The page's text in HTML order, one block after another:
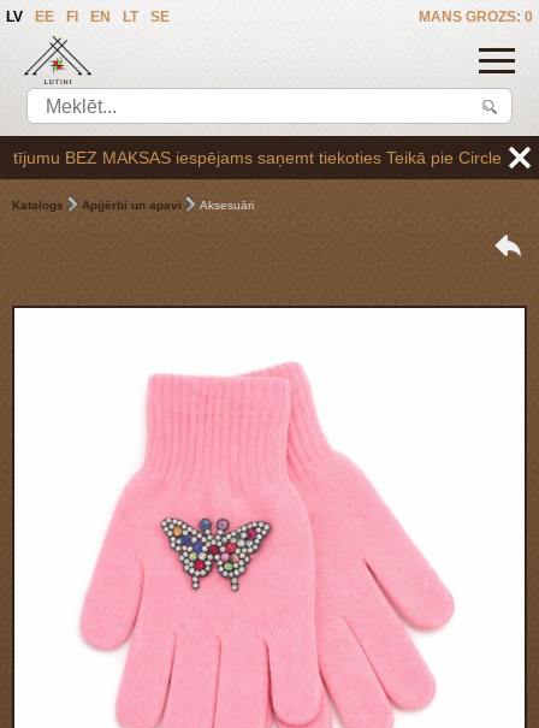
MANS GROZS: 0
LV EE FI EN LT SE
BEZ MAKSAS iespējams saņemt tiekoties Teikā pie Circle K
Katalogs Apģērbi un apavi Aksesuāri